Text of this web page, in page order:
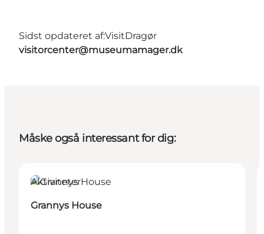
Sidst opdateret af:VisitDragør
visitorcenter@museumamager.dk
Måske også interessant for dig:
Aktiviteter
Grannys House